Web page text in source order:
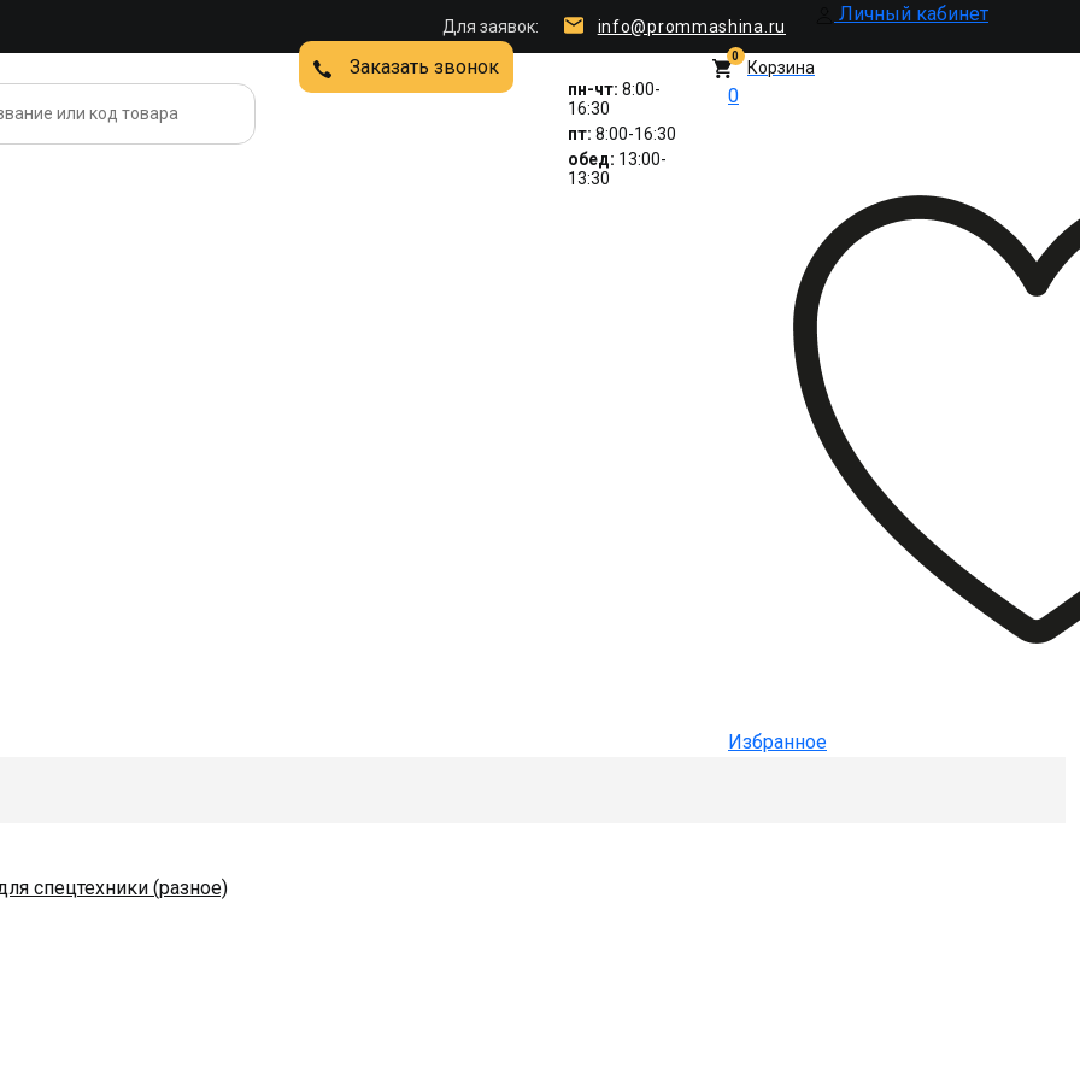
info@prommashina.ru
Для заявок:
Личный кабинет
Заказать звонок
пн-чт: 8:00-
16:30
пт: 8:00-16:30
обед: 13:00-
13:30
0
Корзина
0
Избранное
спецтехники (разное)